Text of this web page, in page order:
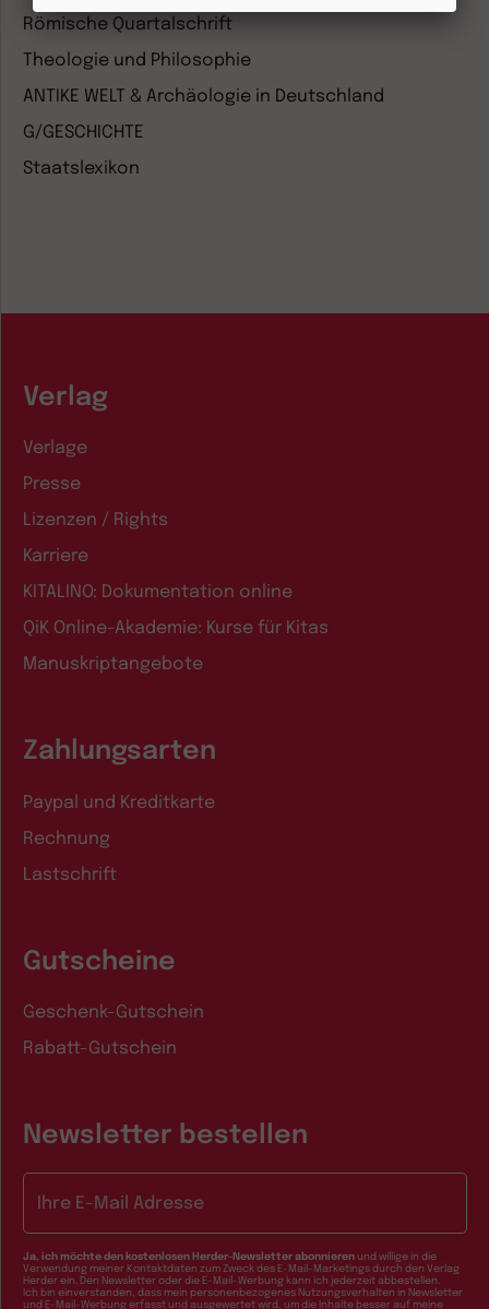
Römische Quartalschrift
Theologie und Philosophie
ANTIKE WELT & Archäologie in Deutschland
G/GESCHICHTE
Staatslexikon
Verlag
Verlage
Presse
Lizenzen / Rights
Karriere
KITALINO: Dokumentation online
QiK Online-Akademie: Kurse für Kitas
Manuskriptangebote
Zahlungsarten
Paypal und Kreditkarte
Rechnung
Lastschrift
Gutscheine
Geschenk-Gutschein
Rabatt-Gutschein
Newsletter bestellen
Ja, ich möchte den kostenlosen Herder-Newsletter abonnieren und willige in die
Verwendung meiner Kontaktdaten zum Zweck des E-Mail-Marketings durch den Verlag
Herder ein. Den Newsletter oder die E-Mail-Werbung kann ich jederzeit abbestellen.
Ich bin einverstanden, dass mein personenbezogenes Nutzungsverhalten in Newsletter
und E-Mail-Werbung erfasst und ausgewertet wird, um die Inhalte besser auf meine